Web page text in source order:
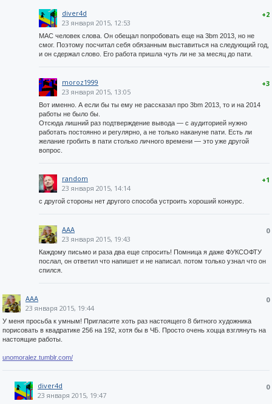
+2
diver4d
23 января 2015, 12:53
МАС человек слова. Он обещал попробовать еще на 3bm 2013, но не
смог. Поэтому посчитал себя обязанным выставиться на следующий год,
и он сдержал слово. Его работа пришла чуть ли не за месяц до пати.
+3
moroz1999
23 января 2015, 13:05
Вот именно. А если бы ты ему не рассказал про 3bm 2013, то и на 2014
работы не было бы.
Отсюда лишний раз подтверждение вывода — с аудиторией нужно
работать постоянно и регулярно, а не только накануне пати. Есть ли
желание гробить в пати столько личного времени — это уже другой
вопрос.
+1
random
23 января 2015, 14:14
с другой стороны нет другого способа устроить хороший конкурс.
0
AAA
23 января 2015, 19:43
Каждому письмо и раза два еще спросить! Помница я даже ФУКСОФТУ
послал, он ответил что напишет и не написал. потом только узнал что он
спился.
0
AAA
23 января 2015, 19:44
У меня просьба к умным! Пригласите хоть раз настоящего 8 битного художника
порисовать в квадратике 256 на 192, хотя бы в ЧБ. Просто очень хоцца взглянуть на
настоящие работы.
unomoralez.tumblr.com/
0
diver4d
23 января 2015, 19:47